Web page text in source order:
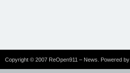
Copyright © 2007 ReOpen911 – News. Powered by